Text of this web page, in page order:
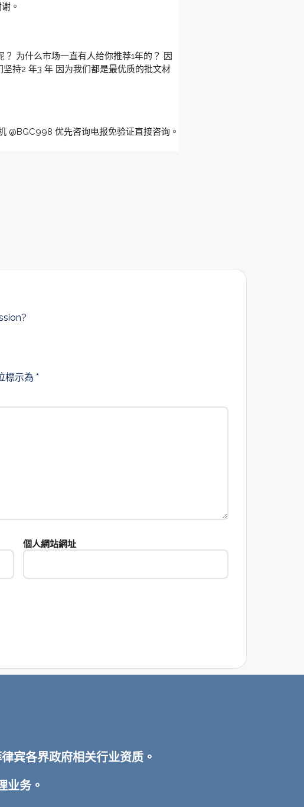
。
为什么市场一直有人给你推荐1年的？ 因
持2 年3 年 因为我们都是最优质的批文材
@BGC998 优先咨询电报免验证直接咨询。
標示為 *
個人網站網址
宾各界政府相关行业资质。
业务。